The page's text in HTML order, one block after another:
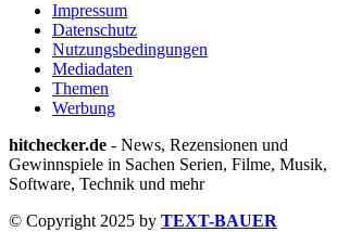
Impressum
Datenschutz
Nutzungsbedingungen
Mediadaten
Themen
Werbung
hitchecker.de - News, Rezensionen und
Gewinnspiele in Sachen Serien, Filme, Musik,
Software, Technik und mehr
© Copyright 2025 by TEXT-BAUER